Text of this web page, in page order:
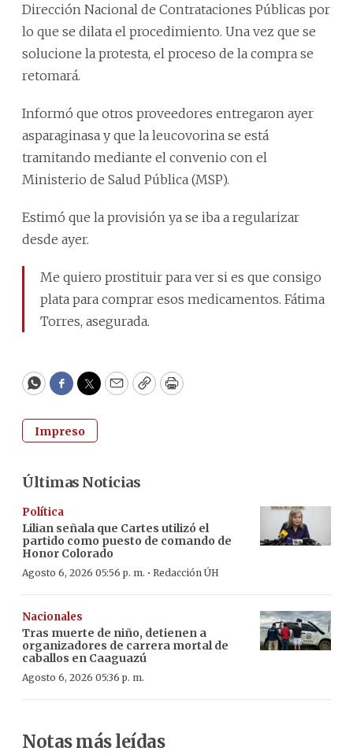
Dirección Nacional de Contrataciones Públicas por
lo que se dilata el procedimiento. Una vez que se
solucione la protesta, el proceso de la compra se
retomará.
Informó que otros proveedores entregaron ayer
asparaginasa y que la leucovorina se está
tramitando mediante el convenio con el
Ministerio de Salud Pública (MSP).
Estimó que la provisión ya se iba a regularizar
desde ayer.
Me quiero prostituir para ver si es que consigo
plata para comprar esos medicamentos. Fátima
Torres, asegurada.
WhatsApp
Facebook
Twitter
EmailCopyPrint
Impreso
Últimas Noticias
Política
Lilian señala que Cartes utilizó el
partido como puesto de comando de
Honor Colorado
Agosto 6, 2026 05:56 p. m. · Redacción ÚH
Nacionales
Tras muerte de niño, detienen a
organizadores de carrera mortal de
caballos en Caaguazú
Agosto 6, 2026 05:36 p. m.
Notas más leídas